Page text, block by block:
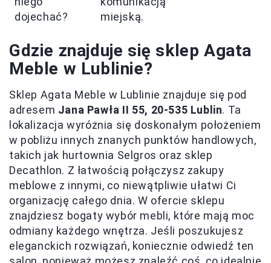
dojechać?
miejską.
Gdzie znajduje się sklep Agata
Meble w Lublinie?
Sklep Agata Meble w Lublinie znajduje się pod
adresem Jana Pawła II 55, 20-535 Lublin. Ta
lokalizacja wyróżnia się doskonałym położeniem
w pobliżu innych znanych punktów handlowych,
takich jak hurtownia Selgros oraz sklep
Decathlon. Z łatwością połączysz zakupy
meblowe z innymi, co niewątpliwie ułatwi Ci
organizację całego dnia. W ofercie sklepu
znajdziesz bogaty wybór mebli, które mają moc
odmiany każdego wnętrza. Jeśli poszukujesz
eleganckich rozwiązań, koniecznie odwiedź ten